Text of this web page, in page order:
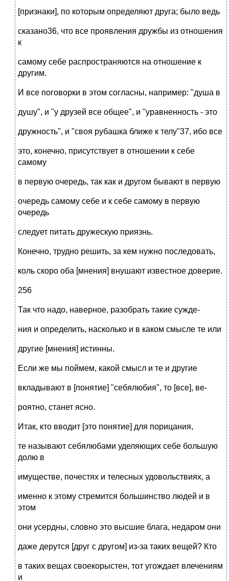
[признаки], по которым определяют друга; было ведь
сказано36, что все проявления дружбы из отношения
к
самому себе распространяются на отношение к
другим.
И все поговорки в этом согласны, например: "душа в
душу", и "у друзей все общее", и "уравненность - это
дружность", и "своя рубашка ближе к телу"37, ибо все
это, конечно, присутствует в отношении к себе
самому
в первую очередь, так как и другом бывают в первую
очередь самому себе и к себе самому в первую
очередь
следует питать дружескую приязнь.
Конечно, трудно решить, за кем нужно последовать,
коль скоро оба [мнения] внушают известное доверие.
256
Так что надо, наверное, разобрать такие сужде-
ния и определить, насколько и в каком смысле те или
другие [мнения] истинны.
Если же мы поймем, какой смысл и те и другие
вкладывают в [понятие] "себялюбия", то [все], ве-
роятно, станет ясно.
Итак, кто вводит [это понятие] для порицания,
те называют себялюбами уделяющих себе большую
долю в
имуществе, почестях и телесных удовольствиях, а
именно к этому стремится большинство людей и в
этом
они усердны, словно это высшие блага, недаром они
даже дерутся [друг с другом] из-за таких вещей? Кто
в таких вещах своекорыстен, тот угождает влечениям
и